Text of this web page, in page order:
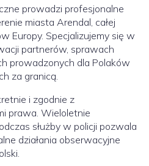
prowadzi profesjonalne
miasta Arendal, całej
Europy. Specjalizujemy się w
partnerów, sprawach
prowadzonych dla Polaków
za granicą.
i zgodnie z
prawa. Wieloletnie
służby w policji pozwala
działania obserwacyjne